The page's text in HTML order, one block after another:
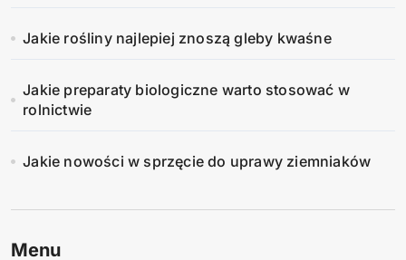
Jakie rośliny najlepiej znoszą gleby kwaśne
Jakie preparaty biologiczne warto stosować w
rolnictwie
Jakie nowości w sprzęcie do uprawy ziemniaków
Menu